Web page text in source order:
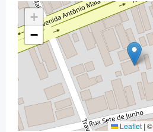
+
−
Leaflet | ©